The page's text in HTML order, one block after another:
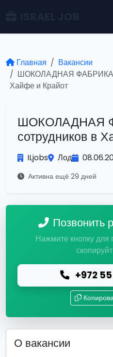
Главная
Вакансии
ШОКОЛАДНАЯ ФАБРИКА
Хайфе и Крайот
ШОКОЛАДНАЯ
сотрудников в
ILjobs Лод
Активна ещё 29 дней
Позвонить
Нажмите кнопку для
+972
О вакансии